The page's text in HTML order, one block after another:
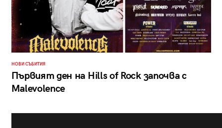
НОВИ СЪБИТИЯ
Първият ден на Hills of Rock започва с
Malevolence